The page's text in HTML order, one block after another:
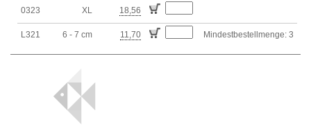
0323 XL 18,56
L321 6 - 7 cm 11,70 Mindestbestellmenge: 3